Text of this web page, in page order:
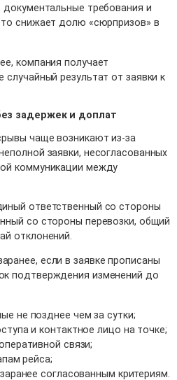
документальные требования и
снижает долю «сюрпризов» в
компания получает
результат от заявки к
задержек и доплат
чаще возникают из-за
заявки, несогласованных
коммуникации между
ответственный со стороны
со стороны перевозки, общий
отклонений.
если в заявке прописаны
подтверждения изменений до
не позднее чем за сутки;
и контактное лицо на точке;
связи;
рейса;
согласованным критериям.